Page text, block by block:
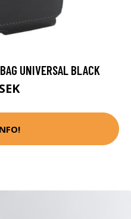
UNIVERSAL BLACK